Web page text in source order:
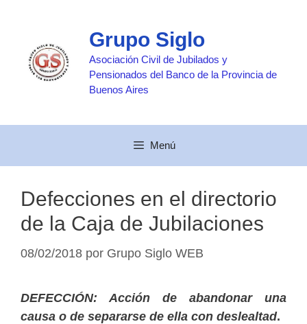
contenido
Grupo Siglo
Asociación Civil de Jubilados y
Pensionados del Banco de la Provincia de
Buenos Aires
Menú
Defecciones en el directorio
de la Caja de Jubilaciones
08/02/2018 por Grupo Siglo WEB
DEFECCIÓN: Acción de abandonar una
causa o de separarse de ella con deslealtad.